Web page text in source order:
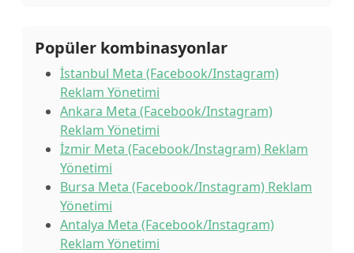
Popüler kombinasyonlar
İstanbul Meta (Facebook/Instagram)
Reklam Yönetimi
Ankara Meta (Facebook/Instagram)
Reklam Yönetimi
İzmir Meta (Facebook/Instagram) Reklam
Yönetimi
Bursa Meta (Facebook/Instagram) Reklam
Yönetimi
Antalya Meta (Facebook/Instagram)
Reklam Yönetimi